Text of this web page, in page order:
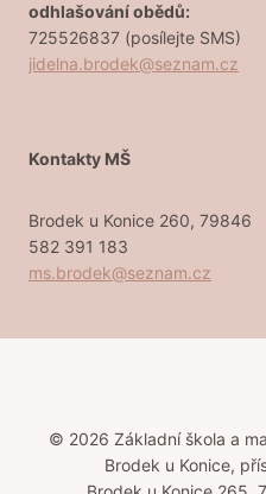
odhlašování obědů:
725526837 (posílejte SMS)
jidelna.brodek@seznam.cz
Kontakty MŠ
Brodek u Konice 260, 79846
582 391 183
ms.brodek@seznam.cz
© 2026 Základní škola a
Brodek u Konice,